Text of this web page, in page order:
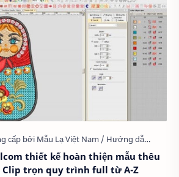
thiết kế hoàn thiện mẫu thêu
Clip trọn quy trình full từ A-Z